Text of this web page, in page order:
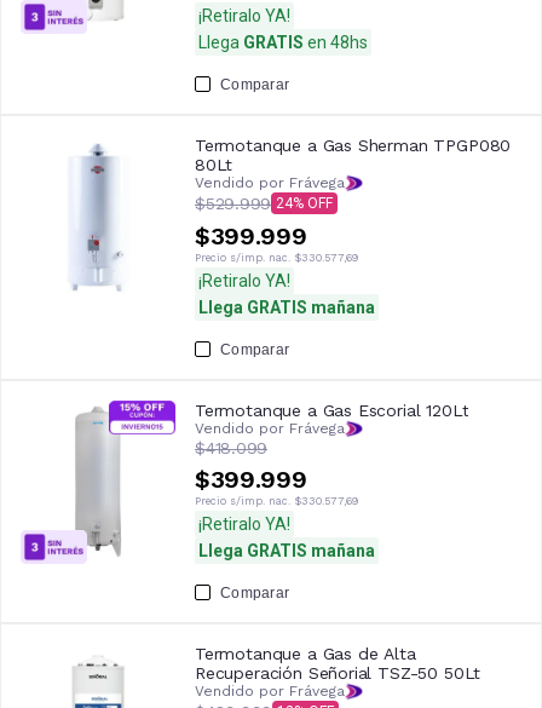
¡Retiralo YA!
Llega GRATIS en 48hs
Comparar
Termotanque a Gas Sherman TPGP080
80Lt
Vendido por Frávega
$529.999 24
$399.999
Precio s/imp. nac. $330.577,69
¡Retiralo YA!
Llega GRATIS mañana
Comparar
Termotanque a Gas Escorial 120Lt
Vendido por Frávega
$418.099
$399.999
Precio s/imp. nac. $330.577,69
¡Retiralo YA!
Llega GRATIS mañana
Comparar
Termotanque a Gas de Alta
Recuperación Señorial TSZ-50 50Lt
Vendido por Frávega